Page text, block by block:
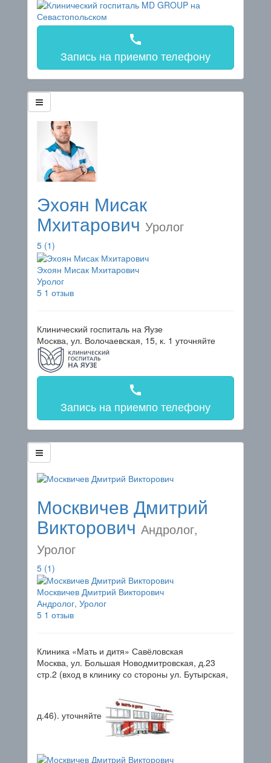
call
Запись на приемпо телефону
Эхоян Мисак
Мхитарович Уролог
5 (1)
Эхоян Мисак Мхитарович
Уролог
5 1 отзыв
Клинический госпиталь на Яузе
Москва, ул. Волочаевская, 15, к. 1 уточняйте
call
Запись на приемпо телефону
Москвичев Дмитрий
Викторович Андролог,
Уролог
5 (1)
Москвичев Дмитрий Викторович
Андролог, Уролог
5 1 отзыв
Клиника «Мать и дитя» Савёловская
Москва, ул. Большая Новодмитровская, д.23
стр.2 (вход в клинику со стороны ул. Бутырская,
д.46). уточняйте